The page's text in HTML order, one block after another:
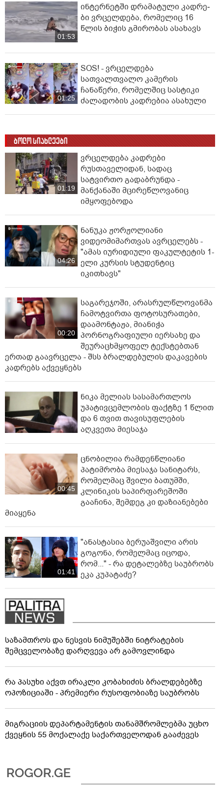
01:53
ინ­ტერ­ნეტ­ში დრა­მა­ტუ­ლი კად­რე­
ბი ვრცელდება, რომელიც 16
წლის ბიჭის გმირობას ასახავს
01:25
SOS! - ვრცელდება
სათვალთვალო კამერის
ჩანაწერი, რომელშიც სასტიკი
ძალადობის კადრებია ასახული
ბოლო სიახლეები
01:19
ვრცელდება კადრები
რუსთაველიდან, სადაც
სატვირთო გადაბრუნდა -
მანქანაში მცირეწლოვანიც
იმყოფებოდა
04:26
ნანუკა ჟორჟოლიანი
ვიდეომიმართვას ავრცელებს -
"ამას იურიდიული ფაკულტეტის 1-
ელი კურსის სტუდენტიც
იკითხავს"
00:20
საგარეჯოში, არასრულწლოვანმა
ჩამოტვირთა ფოტოსურათები,
დაამონტაჟა, მიანიჭა
პორნოგრაფიული იერსახე და
შეურაცხმყოფელ ტექსტებთან
ერთად გაავრცელა - შსს ბრალდებულის დაკავების
კადრებს აქვეყნებს
ნიკა მელიას სასამართლოს
უპატივცემლობის ფაქტზე 1 წლით
და 6 თვით თავისუფლების
აღკვეთა მიესაჯა
00:45
ცნობილია რამდენწლიანი
პატიმრობა მიესაჯა სანიტარს,
რომელმაც შვილი ბათუმში,
კლინიკის საპირფარეშოში
გააჩინა, შემდეგ კი დაზიანებები
მიაყენა
01:41
"ანასტასია ბერუაშვილი არის
გოგონა, რომელმაც იცოდა,
რომ..." - რა დეტალებზე საუბრობს
ეკა კუპატაძე?
საზამთროს და ნესვის ნიმუშებში ნიტრატების
შემცველობაზე დარღვევა არ გამოვლინდა
რა პასუხი აქვთ ირაკლი კობახიძის ბრალდებებზე
ოპოზიციაში - პრემიერი რუსოფობიაზე საუბრობს
მიგრაციის დეპარტამენტის თანამშრომლებმა უცხო
ქვეყნის 55 მოქალაქე საქართველოდან გააძევეს